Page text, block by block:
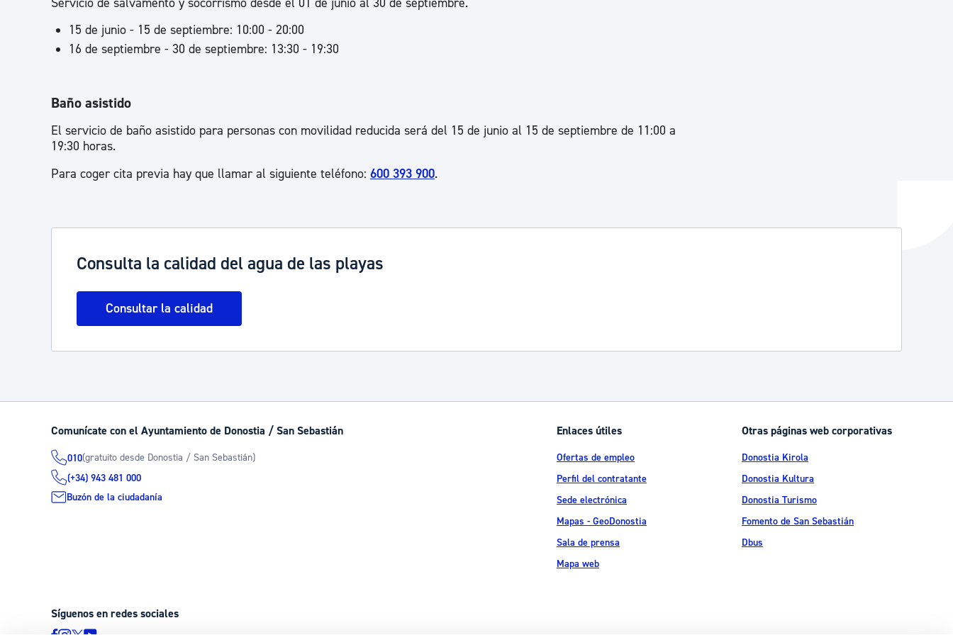
15 de junio - 15 de septiembre: 10:00 - 20:00
16 de septiembre - 30 de septiembre: 13:30 - 19:30
Baño asistido
El servicio de baño asistido para personas con movilidad reducida será del 15 de junio al 15 de septiembre de 11:00 a
19:30 horas.
Para coger cita previa hay que llamar al siguiente teléfono: 600 393 900.
Consulta la calidad del agua de las playas
Consultar la calidad
Comunícate con el Ayuntamiento de Donostia / San Sebastián
010(gratuito desde Donostia / San Sebastián)
(+34) 943 481 000
Buzón de la ciudadanía
Enlaces útiles
Ofertas de empleo
Perfil del contratante
Sede electrónica
Mapas - GeoDonostia
Sala de prensa
Mapa web
Otras páginas web corporativas
Donostia Kirola
Donostia Kultura
Donostia Turismo
Fomento de San Sebastián
Dbus
Síguenos en redes sociales